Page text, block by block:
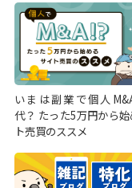
いまは副業で個人
代？ たった5万円から
ト売買のススメ